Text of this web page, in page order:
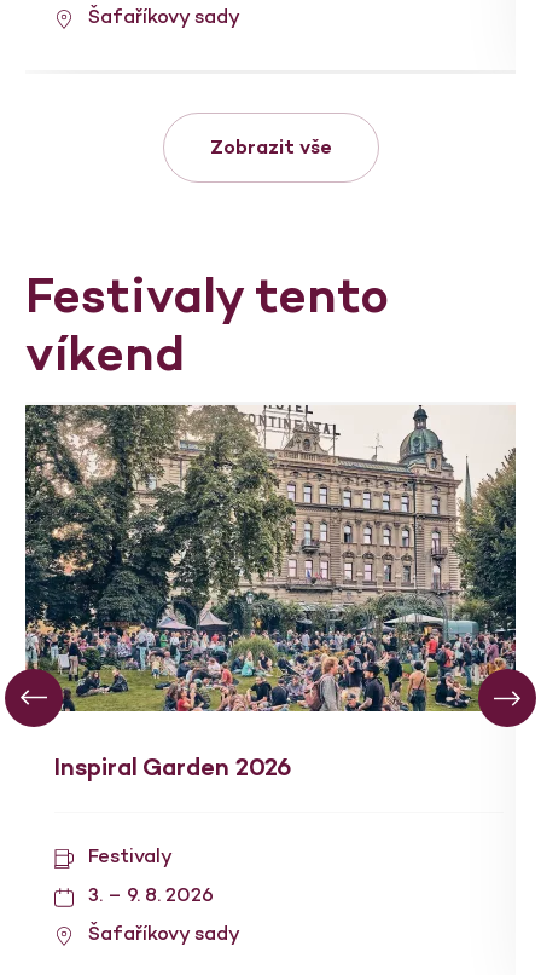
Šafaříkovy sady
Zobrazit vše
Festivaly tento
víkend
Inspiral Garden 2026
Festivaly
3. – 9. 8. 2026
Šafaříkovy sady